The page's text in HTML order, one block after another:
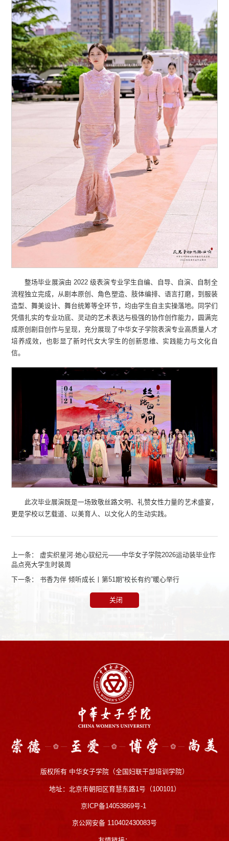
整场毕业展演由 2022 级表演专业学生自编、自导、自演、自制全
流程独立完成，从剧本原创、角色塑造、肢体编排、语言打磨，到服装
造型、舞美设计、舞台统筹等全环节，均由学生自主实操落地。同学们
凭借扎实的专业功底、灵动的艺术表达与极强的协作创作能力，圆满完
成原创剧目创作与呈现，充分展现了中华女子学院表演专业高质量人才
培养成效，也彰显了新时代女大学生的创新思维、实践能力与文化自
信。
此次毕业展演既是一场致敬丝路文明、礼赞女性力量的艺术盛宴，
更是学校以艺载道、以美育人、以文化人的生动实践。
上一条： 虚实织星河·她心驭纪元——中华女子学院2026运动装毕业作
品点亮大学生时装周
下一条：书香为伴 倾听成长丨第51期“校长有约”暖心举行
关闭
版权所有 中华女子学院（全国妇联干部培训学院）
地址：北京市朝阳区育慧东路1号（100101）
京ICP备14053869号-1
京公网安备 110402430083号